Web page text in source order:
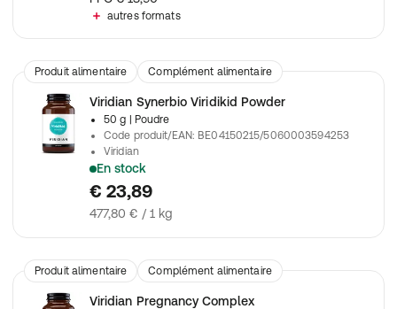
autres formats
Produit alimentaire Complément alimentaire
Viridian Synerbio Viridikid Powder
50 g
| Poudre
Code produit/EAN: BE04150215/5060003594253
Viridian
En stock
Combinaison de prébiotiques, de probiotiques et de vitamine
€ 23,89
477,80 € / 1 kg
Produit alimentaire Complément alimentaire
Viridian Pregnancy Complex